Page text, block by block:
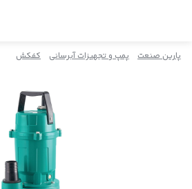
پارین صنعت پمپ و تجهیزات آبرسانی کفکش